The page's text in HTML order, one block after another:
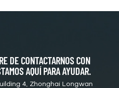
DE CONTACTARNOS CON
AQUÍ PARA AYUDAR.
4, Zhonghai Longwan